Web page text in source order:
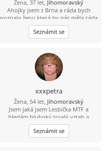
Žena, 37 let, Jihomoravský
Ahojky jsem z Brna a ráda bych
poznala ženu která by nás měla ráda
hledám vážný vztah ráda bych se
usadila a našla tu pravou na věku a
vzhledu mi nesejde já koukám jaká
budu se těšit
Seznámit se
xxxpetra
Žena, 54 let, Jihomoravský
Jsem jaká jsem Lesbička MTF a
hledám hluboký trvalý vztah a
nabízím mnoho lásky.Jsem
zabezpečená a nezávislá.A je mě
samotné smutno.... Petra
Seznámit se